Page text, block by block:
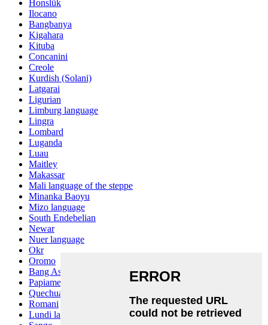
Honslük
Ilocano
Bangbanya
Kigahara
Kituba
Concanini
Creole
Kurdish (Solani)
Latgarai
Ligurian
Limburg language
Lingra
Lombard
Luganda
Luau
Maitley
Makassar
Mali language of the steppe
Minanka Baoyu
Mizo language
South Endebelian
Newar
Nuer language
Okr
Oromo
Bang Ashinan
Papiamento
Quechua
Romani
Lundi language